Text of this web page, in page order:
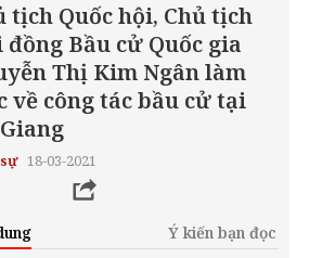
tịch Quốc hội, Chủ tịch
đồng Bầu cử Quốc gia
Thị Kim Ngân làm
về công tác bầu cử tại
18-03-2021
Ý kiến bạn đọc